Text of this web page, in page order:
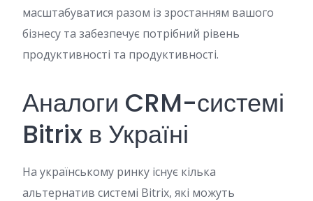
масштабуватися разом із зростанням вашого
бізнесу та забезпечує потрібний рівень
продуктивності та продуктивності.
Аналоги CRM-системі
Bitrix в Україні
На українському ринку існує кілька
альтернатив системі Bitrix, які можуть